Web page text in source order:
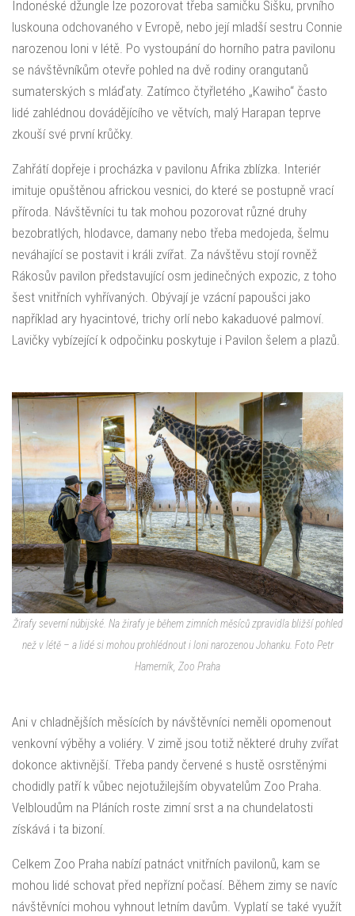
Indonéské džungle lze pozorovat třeba samičku Šišku, prvního
luskouna odchovaného v Evropě, nebo její mladší sestru Connie
narozenou loni v létě. Po vystoupání do horního patra pavilonu
se návštěvníkům otevře pohled na dvě rodiny orangutanů
sumaterských s mláďaty. Zatímco čtyřletého „Kawiho“ často
lidé zahlédnou dovádějícího ve větvích, malý Harapan teprve
zkouší své první krůčky.
Zahřátí dopřeje i procházka v pavilonu Afrika zblízka. Interiér
imituje opuštěnou africkou vesnici, do které se postupně vrací
příroda. Návštěvníci tu tak mohou pozorovat různé druhy
bezobratlých, hlodavce, damany nebo třeba medojeda, šelmu
neváhající se postavit i králi zvířat. Za návštěvu stojí rovněž
Rákosův pavilon představující osm jedinečných expozic, z toho
šest vnitřních vyhřívaných. Obývají je vzácní papoušci jako
například ary hyacintové, trichy orlí nebo kakaduové palmoví.
Lavičky vybízející k odpočinku poskytuje i Pavilon šelem a plazů.
Žirafy severní núbijské. Na žirafy je během zimních měsíců zpravidla bližší pohled
než v létě – a lidé si mohou prohlédnout i loni narozenou Johanku. Foto Petr
Hamerník, Zoo Praha
Ani v chladnějších měsících by návštěvníci neměli opomenout
venkovní výběhy a voliéry. V zimě jsou totiž některé druhy zvířat
dokonce aktivnější. Třeba pandy červené s hustě osrstěnými
chodidly patří k vůbec nejotužilejším obyvatelům Zoo Praha.
Velbloudům na Pláních roste zimní srst a na chundelatosti
získává i ta bizoní.
Celkem Zoo Praha nabízí patnáct vnitřních pavilonů, kam se
mohou lidé schovat před nepřízní počasí. Během zimy se navíc
návštěvníci mohou vyhnout letním davům. Vyplatí se také využít